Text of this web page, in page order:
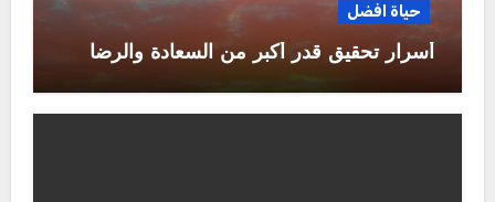
حياة افضل
أسرار تحقيق قدر أكبر من السعادة والرضا